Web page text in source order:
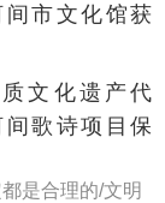
市文化馆获
文化遗产代
歌诗项目保
是合理的/文明